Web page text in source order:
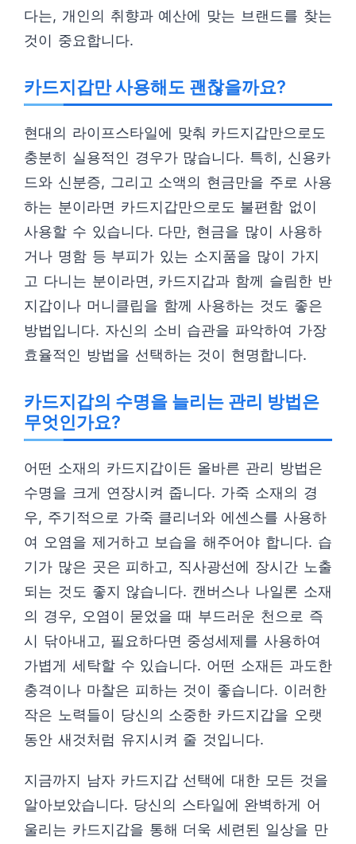
다는, 개인의 취향과 예산에 맞는 브랜드를 찾는
것이 중요합니다.
카드지갑만 사용해도 괜찮을까요?
현대의 라이프스타일에 맞춰 카드지갑만으로도
충분히 실용적인 경우가 많습니다. 특히, 신용카
드와 신분증, 그리고 소액의 현금만을 주로 사용
하는 분이라면 카드지갑만으로도 불편함 없이
사용할 수 있습니다. 다만, 현금을 많이 사용하
거나 명함 등 부피가 있는 소지품을 많이 가지
고 다니는 분이라면, 카드지갑과 함께 슬림한 반
지갑이나 머니클립을 함께 사용하는 것도 좋은
방법입니다. 자신의 소비 습관을 파악하여 가장
효율적인 방법을 선택하는 것이 현명합니다.
카드지갑의 수명을 늘리는 관리 방법은
무엇인가요?
어떤 소재의 카드지갑이든 올바른 관리 방법은
수명을 크게 연장시켜 줍니다. 가죽 소재의 경
우, 주기적으로 가죽 클리너와 에센스를 사용하
여 오염을 제거하고 보습을 해주어야 합니다. 습
기가 많은 곳은 피하고, 직사광선에 장시간 노출
되는 것도 좋지 않습니다. 캔버스나 나일론 소재
의 경우, 오염이 묻었을 때 부드러운 천으로 즉
시 닦아내고, 필요하다면 중성세제를 사용하여
가볍게 세탁할 수 있습니다. 어떤 소재든 과도한
충격이나 마찰은 피하는 것이 좋습니다. 이러한
작은 노력들이 당신의 소중한 카드지갑을 오랫
동안 새것처럼 유지시켜 줄 것입니다.
지금까지 남자 카드지갑 선택에 대한 모든 것을
알아보았습니다. 당신의 스타일에 완벽하게 어
울리는 카드지갑을 통해 더욱 세련된 일상을 만